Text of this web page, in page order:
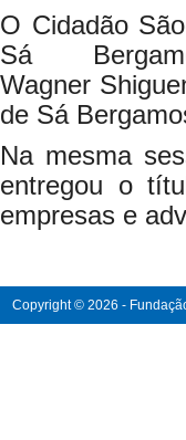
O Cidadão
Sá
Wagner
de Sá
Na mesma
entregou o
empresas e
Copyright © 2026 -